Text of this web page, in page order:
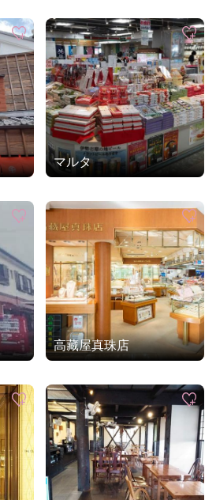
マルタ
高藏屋真珠店